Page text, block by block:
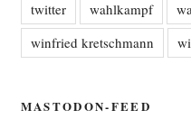
twitter
wahlkampf
winfried kretschmann
MASTODON-FEED